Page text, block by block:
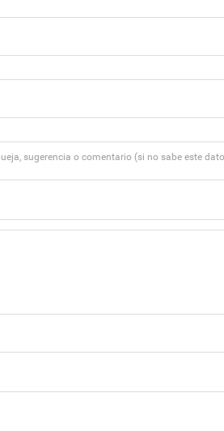
sugerencia o comentario (si no sabe este